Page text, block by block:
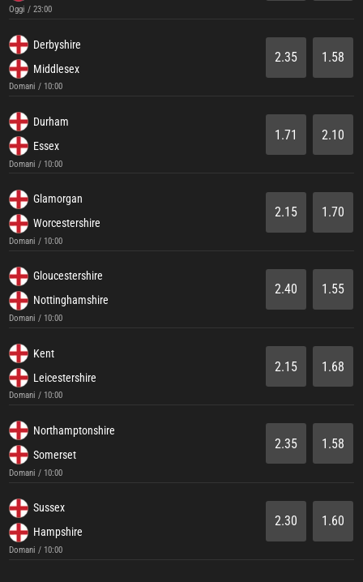
Oggi / 23:00
Derbyshire
Middlesex
Domani / 10:00
2.35 1.58
Durham
Essex
Domani / 10:00
1.71 2.10
Glamorgan
Worcestershire
Domani / 10:00
2.15 1.70
Gloucestershire
Nottinghamshire
Domani / 10:00
2.40 1.55
Kent
Leicestershire
Domani / 10:00
2.15 1.68
Northamptonshire
Somerset
Domani / 10:00
2.35 1.58
Sussex
Hampshire
Domani / 10:00
2.30 1.60